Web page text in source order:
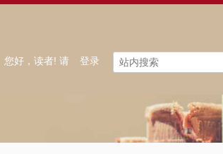
您好，读者! 请 登录